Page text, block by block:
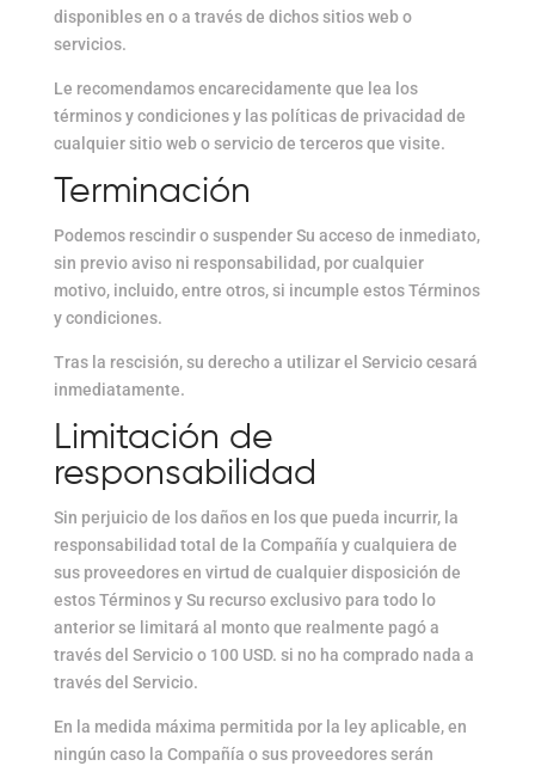
disponibles en o a través de dichos sitios web o
servicios.
Le recomendamos encarecidamente que lea los
términos y condiciones y las políticas de privacidad de
cualquier sitio web o servicio de terceros que visite.
Terminación
Podemos rescindir o suspender Su acceso de inmediato,
sin previo aviso ni responsabilidad, por cualquier
motivo, incluido, entre otros, si incumple estos Términos
y condiciones.
Tras la rescisión, su derecho a utilizar el Servicio cesará
inmediatamente.
Limitación de
responsabilidad
Sin perjuicio de los daños en los que pueda incurrir, la
responsabilidad total de la Compañía y cualquiera de
sus proveedores en virtud de cualquier disposición de
estos Términos y Su recurso exclusivo para todo lo
anterior se limitará al monto que realmente pagó a
través del Servicio o 100 USD. si no ha comprado nada a
través del Servicio.
En la medida máxima permitida por la ley aplicable, en
ningún caso la Compañía o sus proveedores serán